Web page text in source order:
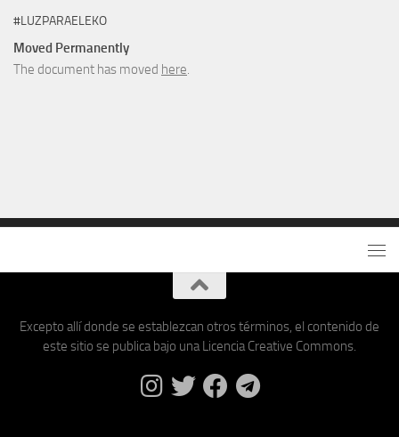
#LUZPARAELEKO
Moved Permanently
The document has moved here.
Excepto allí donde se establezcan otros términos, el contenido de
este sitio se publica bajo una Licencia Creative Commons.